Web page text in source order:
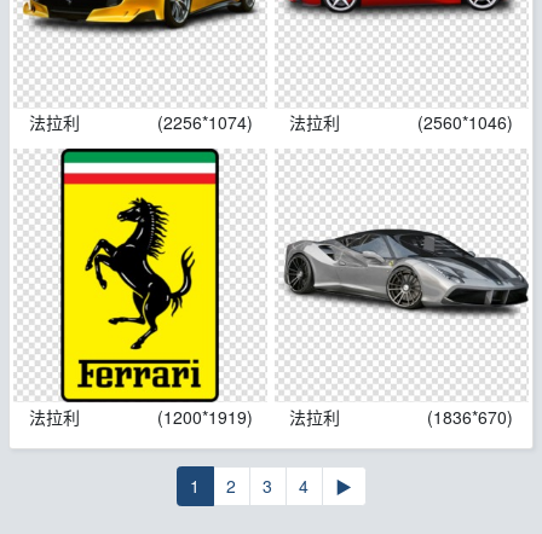
法拉利 (2256*1074) 法拉利 (2560*1046)
法拉利 (1200*1919) 法拉利 (1836*670)
1 2 3 4 ▶